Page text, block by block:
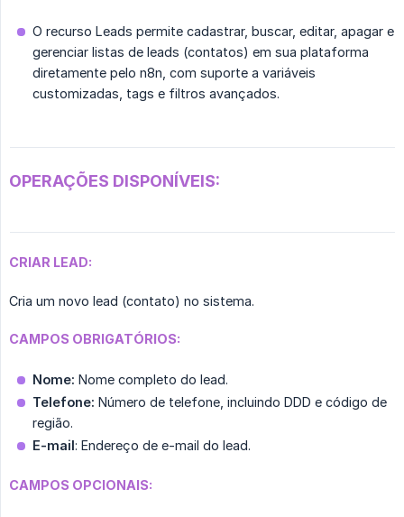
O recurso Leads permite cadastrar, buscar, editar, apagar e
gerenciar listas de leads (contatos) em sua plataforma
diretamente pelo n8n, com suporte a variáveis
customizadas, tags e filtros avançados.
OPERAÇÕES DISPONÍVEIS:
CRIAR LEAD:
Cria um novo lead (contato) no sistema.
CAMPOS OBRIGATÓRIOS:
Nome: Nome completo do lead.
Telefone: Número de telefone, incluindo DDD e código de
região.
E-mail: Endereço de e-mail do lead.
CAMPOS OPCIONAIS: